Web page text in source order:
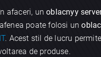
afaceri, unoblacnyy
poate folosi un
. Acest stil de lucru
de produse.